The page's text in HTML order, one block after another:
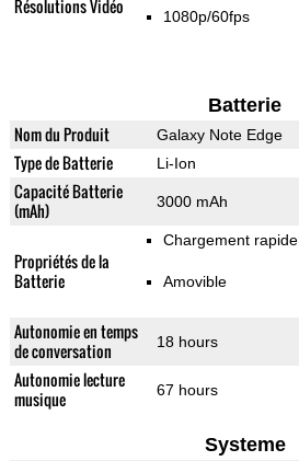
Résolutions Vidéo 1080p/60fps
Batterie
Nom du Produit Galaxy Note Edge
Type de Batterie Li-Ion
Capacité Batterie
(mAh)
3000 mAh
Propriétés de la
Batterie
Chargement rapide
Amovible
Autonomie en temps
de conversation
18 hours
Autonomie lecture
musique
67 hours
Systeme